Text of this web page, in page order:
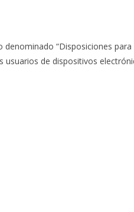
“Disposiciones
usuarios de dispositivos